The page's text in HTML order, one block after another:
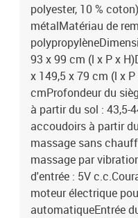
polyester, 10 %
métalMatériau de
93 x 99 cm (l x P x
x 149,5 x 79 cm (l x
cmProfondeur du
à partir du sol : 43,5-
accoudoirs à partir
massage sans
massage par
d'entrée : 5V
moteur électrique
automatiqueEntrée